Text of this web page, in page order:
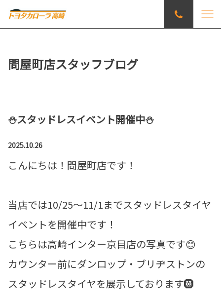
問屋町店スタッフブログ
⛄️スタッドレスイベント開催中⛄️
2025.10.26
こんにちは！問屋町店です！
当店では10/25～11/1までスタッドレスタイヤ
イベントを開催中です！
こちらは高崎インター京目店の写真です😊
カウンター前にダンロップ・ブリヂストンの
スタッドレスタイヤを展示しております🛞